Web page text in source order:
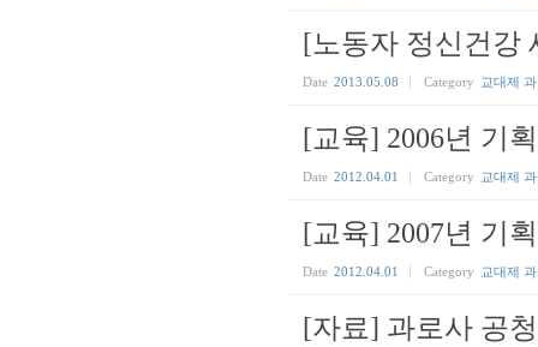
[노동자 정신건강
Date 2013.05.08 Category 교대제
[교육] 2006년 기
Date 2012.04.01 Category 교대제
[교육] 2007년 기
Date 2012.04.01 Category 교대제
[자료] 과로사 공